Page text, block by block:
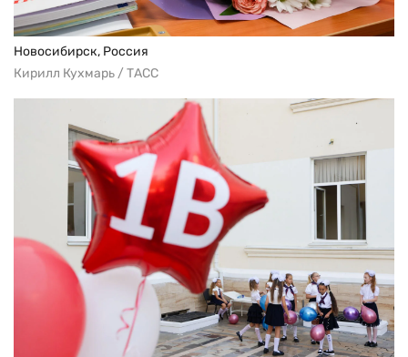
Новосибирск, Россия
Кирилл Кухмарь / ТАСС